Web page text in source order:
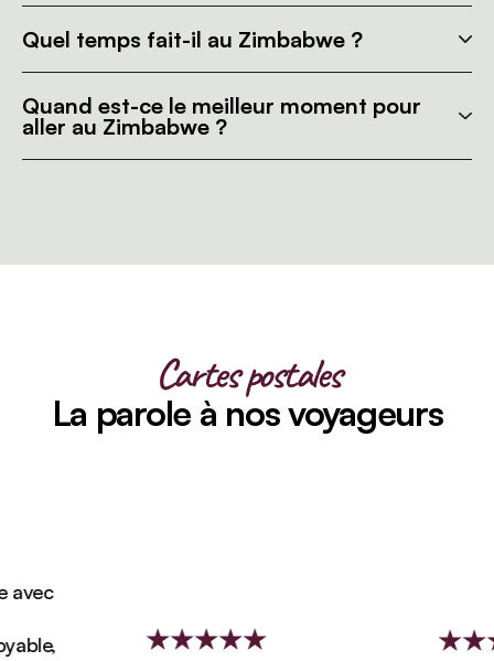
Quel temps fait-il au Zimbabwe ?
Quand est-ce le meilleur moment pour
aller au Zimbabwe ?
Cartes postales
La parole à nos voyageurs